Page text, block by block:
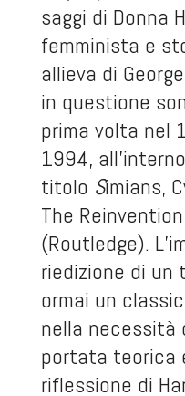
saggi di Donna
femminista e
allieva di
in questione
prima volta nel
1994,
titolo Simians,
The
(Routledge).
riedizione di
ormai un
nella necessità
portata teorica
riflessione di